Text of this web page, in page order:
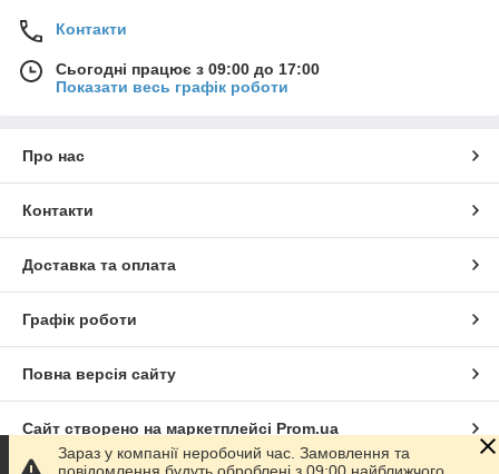
Контакти
Сьогодні працює з 09:00 до 17:00
Показати весь графік роботи
Про нас
Контакти
Доставка та оплата
Графік роботи
Повна версія сайту
Сайт створено на маркетплейсі Prom.ua
Зараз у компанії неробочий час. Замовлення та